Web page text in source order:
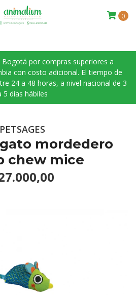
por compras superiores a
con costo adicional. El tiempo de
24 a 48 horas, a nivel nacional de 3
5 días hábiles
0
PETSAGES
mordedero
chew mice